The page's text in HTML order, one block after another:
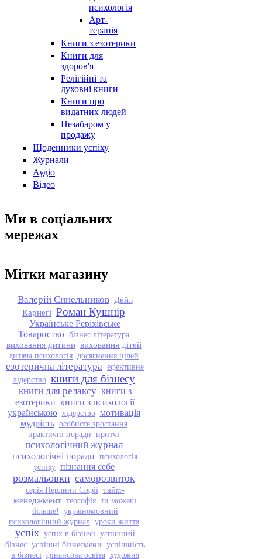
психологія
Арт-
терапія
Книги з езотерики
Книги для
здоров'я
Релігійні та
духовні книги
Книги про
видатних людей
Незабаром у
продажу
Щоденники успіху
Журнали
Аудіо
Відео
Ми в соціальних
мережах
Мітки магазину
Валерій Синельников Дейл
Карнегі Роман Кушнір
Українське Реріхівське
Товариство бізнес література
виховання дитини виховання дітей
дитяча психологія досягнення цілей
езотерична література ефективне
лідерство книги для бізнесу
книги для релаксу книги з
езотерики книги з психології
українською лідерство мотивація
мудрість особисте зростання
практичні поради притчі
психологічний журнал
психологічні поради психологія
успіху пізнання себе
розмальовки саморозвиток
серія Перлини Софії тайм-
менеджмент теософія ти можеш
більше!
україномовний
психологічний журнал уроки життя
успіх успіх в бізнесі успішний
бізнес успішні бізнесмени успішність
в бізнесі фінансова освіта художня